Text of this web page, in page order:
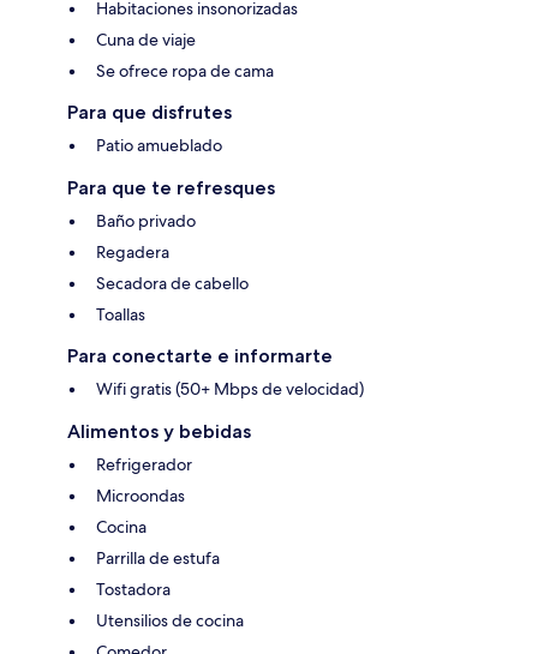
Habitaciones insonorizadas
Cuna de viaje
Se ofrece ropa de cama
Para que disfrutes
Patio amueblado
Para que te refresques
Baño privado
Regadera
Secadora de cabello
Toallas
Para conectarte e informarte
Wifi gratis (50+ Mbps de velocidad)
Alimentos y bebidas
Refrigerador
Microondas
Cocina
Parrilla de estufa
Tostadora
Utensilios de cocina